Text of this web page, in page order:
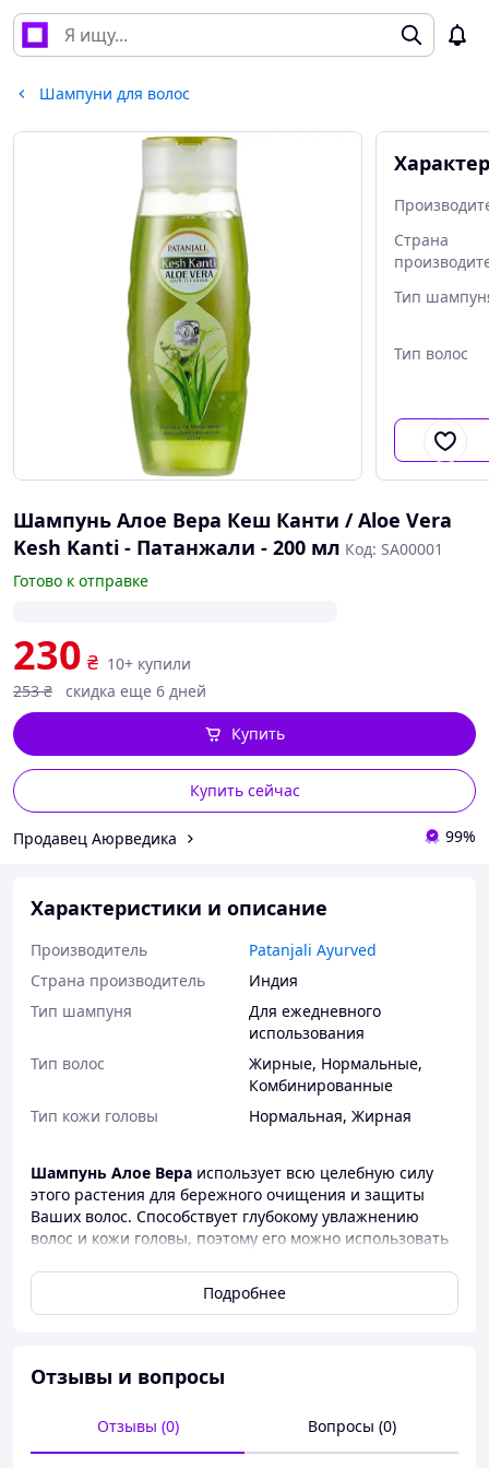
Шампуни для волос
Страна
Тип
Тип волос
Тип кожи
Шампунь Алое Вера Кеш Канти / Aloe Vera
Kesh Kanti - Патанжали - 200 мл Код: SA00001
Готово к отправке
230 ₴ 10+ купили
253 ₴ скидка еще 6 дней
Купить сейчас
Купить
Продавец Аюрведика 99%
Характеристики и описание
Производитель
Patanjali Ayurved
Страна производитель
Индия
Тип шампуня
Для ежедневного
использования
Тип волос
Жирные, Нормальные,
Комбинированные
Тип кожи головы
Нормальная, Жирная
Шампунь Алое Вера использует всю целебную силу
этого растения для бережного очищения и защиты
Ваших волос. Способствует глубокому увлажнению
волос и кожи головы, поэтому его можно использовать
замечать как их состояние улучшается с каждым днем.
Шампунь Алое вера, содержащий идеальное
Брингарадж, Шикакай, Туласи и конечно же, Алое.
усиливаются при соприкосновении шампуня со
Подробнее
Отзывы и вопросы
Отзывы (0) Вопросы (0)